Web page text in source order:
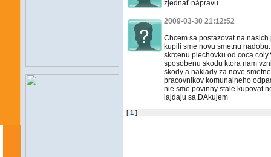
zjednať nápravu
2009-03-30 21:12:52
Chcem sa postazovat na
kupili sme novu smetnu
skrcenu plechovku od coca
sposobenu skodu ktora nam
skody a naklady za nove
pracovnikov komunalneho
nie sme povinny stale kupovat
lajdaju sa.DAkujem
[ 1 ]